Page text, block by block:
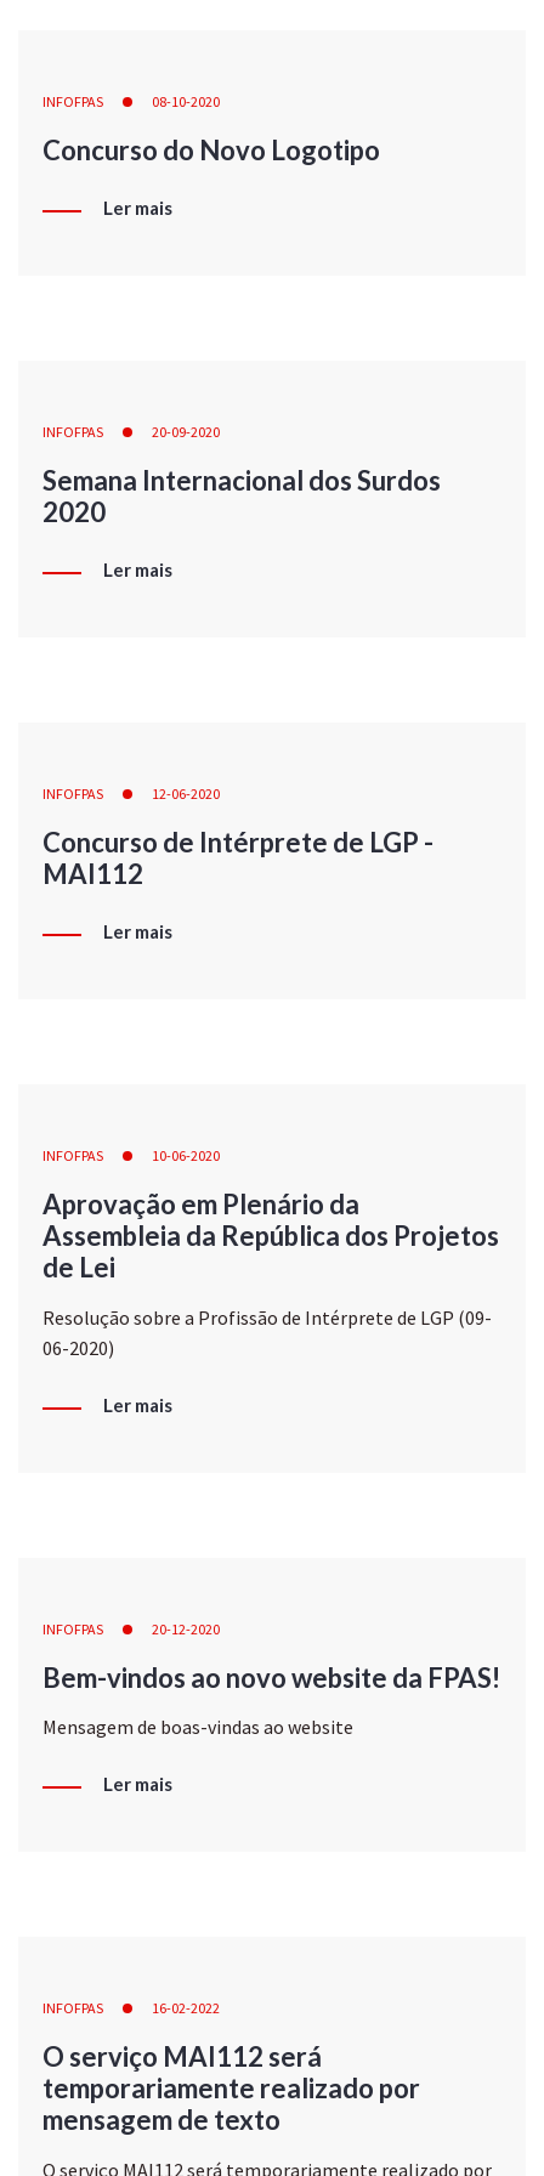
INFOFPAS 08-10-2020
Concurso do Novo Logotipo
Ler mais
INFOFPAS 20-09-2020
Semana Internacional dos Surdos
2020
Ler mais
INFOFPAS 12-06-2020
Concurso de Intérprete de LGP -
MAI112
Ler mais
INFOFPAS 10-06-2020
Aprovação em Plenário da
Assembleia da República dos Projetos
de Lei
Resolução sobre a Profissão de Intérprete de LGP (09-
06-2020)
Ler mais
INFOFPAS 20-12-2020
Bem-vindos ao novo website da FPAS!
Mensagem de boas-vindas ao website
Ler mais
INFOFPAS 16-02-2022
O serviço MAI112 será
temporariamente realizado por
mensagem de texto
O serviço MAI112 será temporariamente realizado por